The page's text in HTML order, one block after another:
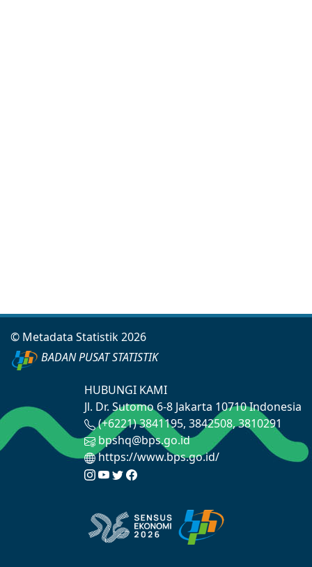
© Metadata Statistik 2026
BADAN PUSAT STATISTIK
HUBUNGI KAMI
Jl. Dr. Sutomo 6-8 Jakarta 10710 Indonesia
(+6221) 3841195, 3842508, 3810291
bpshq@bps.go.id
https://www.bps.go.id/